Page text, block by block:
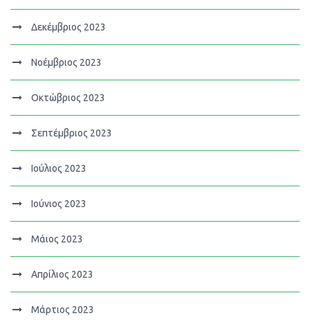
Δεκέμβριος 2023
Νοέμβριος 2023
Οκτώβριος 2023
Σεπτέμβριος 2023
Ιούλιος 2023
Ιούνιος 2023
Μάιος 2023
Απρίλιος 2023
Μάρτιος 2023